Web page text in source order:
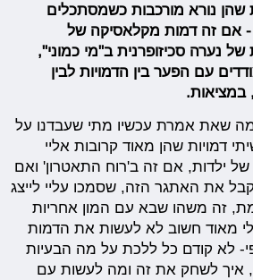
שהן נורא מורכבות כשמסתכלים
- אם זה דמות מקלאסיקה של
נערה סכיזופרנית ב"מי כמוני",
עם הפער בין הדמויות לבין
שאת אמרת עכשיו מתי שעבדנו על
דמויות שהן מאוד קרובות אליי
של ילדות, אם זה ב'רוח התאטרון' ואם
את האתגר הזה, שסמכו עליי לייצג
זה משהו שבא עם המון אחריות
מאוד חשוב לא לעשות את הדמות
לא קודם כל ללכת על מה הבעיות
איך לשחק את זה ומה לעשות עם